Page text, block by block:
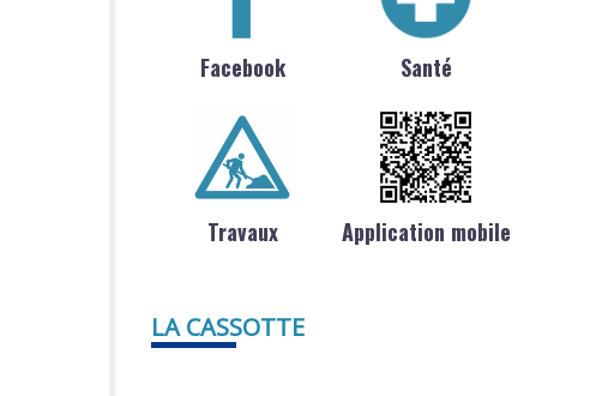
Facebook Santé
Travaux Application mobile
LA CASSOTTE